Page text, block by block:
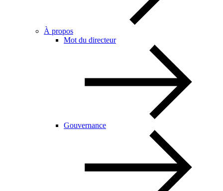
À propos
Mot du directeur
Gouvernance